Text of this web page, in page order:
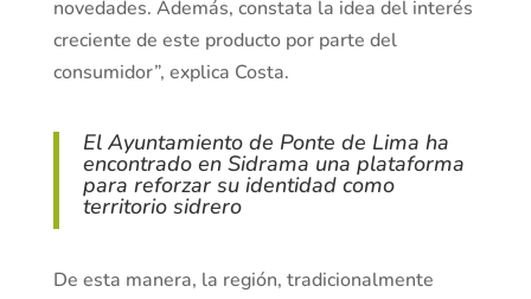
novedades. Además, constata la idea del interés
creciente de este producto por parte del
consumidor”, explica Costa.
El Ayuntamiento de Ponte de Lima ha
encontrado en Sidrama una plataforma
para reforzar su identidad como
territorio sidrero
De esta manera, la región, tradicionalmente